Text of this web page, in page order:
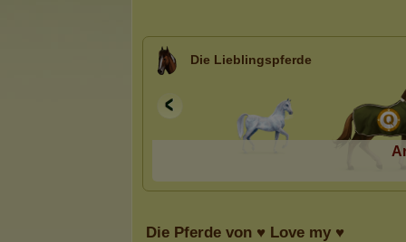
Die Lieblingspferde
Die Pferde von ♥ Love my ♥